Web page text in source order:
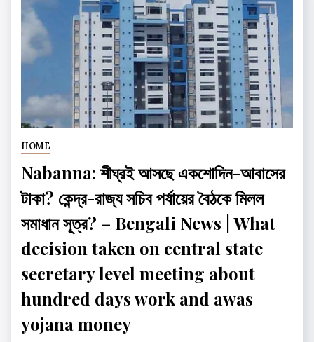
HOME
Nabanna: শীঘ্রই আসছে একশোদিন-আবাসের
টাকা? কেন্দ্র-রাজ্য সচিব পর্যায়ের বৈঠকে মিলল
সমাধান সূত্র? – Bengali News | What
decision taken on central state
secretary level meeting about
hundred days work and awas
yojana money